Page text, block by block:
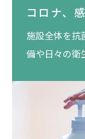
コロナ、
施設全体を抗
備や日々の衛